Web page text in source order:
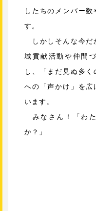
したちのメンバー
す。
しかしそんな今だ
域貢献活動や仲間
し、「まだ見ぬ多く
への「声かけ」を広
います。
みなさん！「わ
か？」